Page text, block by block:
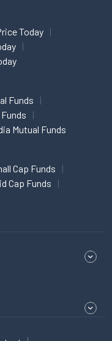
Today
Funds
Mutual Funds
Cap Funds
Cap Funds